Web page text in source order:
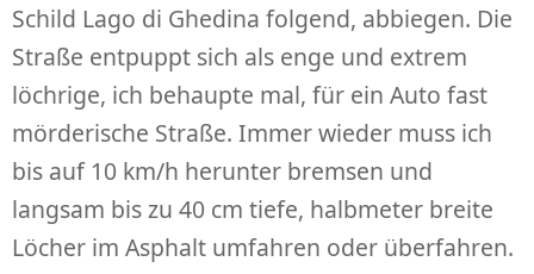
Schild Lago di Ghedina folgend, abbiegen. Die
Straße entpuppt sich als enge und extrem
löchrige, ich behaupte mal, für ein Auto fast
mörderische Straße. Immer wieder muss ich
bis auf 10 km/h herunter bremsen und
langsam bis zu 40 cm tiefe, halbmeter breite
Löcher im Asphalt umfahren oder überfahren.